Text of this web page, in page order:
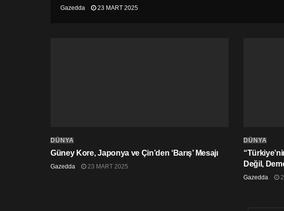
Gazedda 23 MART 2025
DÜNYA
Güney Kore, Japonya ve Çin’den ‘Barış’ Mesajı
Gazedda 23 MART 2025
DÜNYA
Değil,
Gazedda